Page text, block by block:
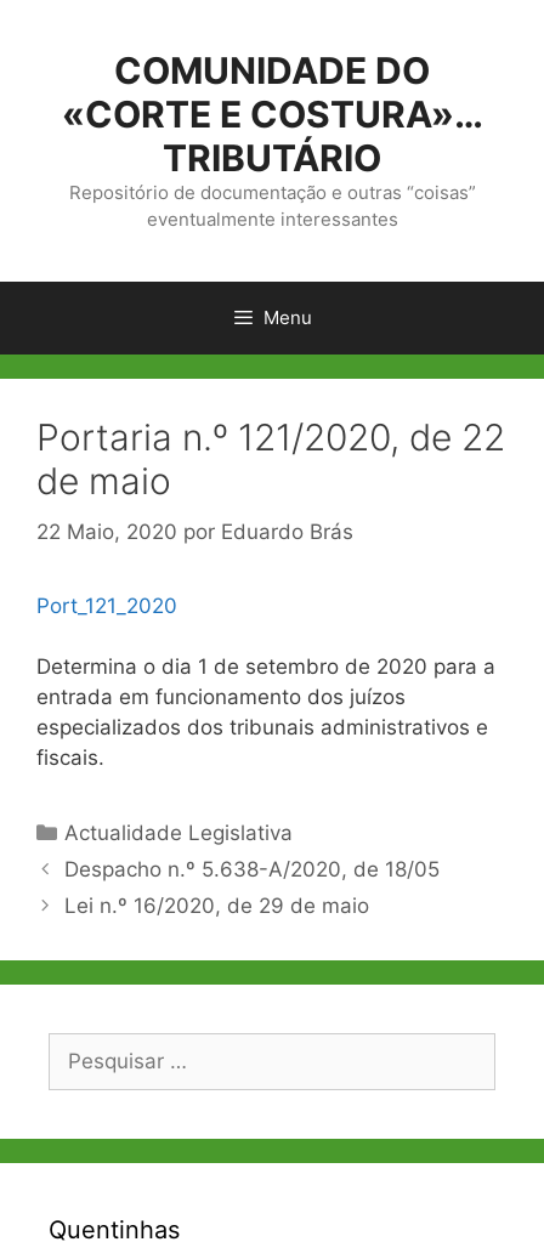
conteúdo
COMUNIDADE DO
«CORTE E COSTURA»…
TRIBUTÁRIO
Repositório de documentação e outras “coisas”
eventualmente interessantes
Menu
Portaria n.º 121/2020, de 22
de maio
22 Maio, 2020 por Eduardo Brás
Port_121_2020
Determina o dia 1 de setembro de 2020 para a
entrada em funcionamento dos juízos
especializados dos tribunais administrativos e
fiscais.
Categorias
Actualidade Legislativa
Navegação
de
Despacho n.º 5.638-A/2020, de 18/05
Lei n.º 16/2020, de 29 de maio
Pesquisar
Quentinhas